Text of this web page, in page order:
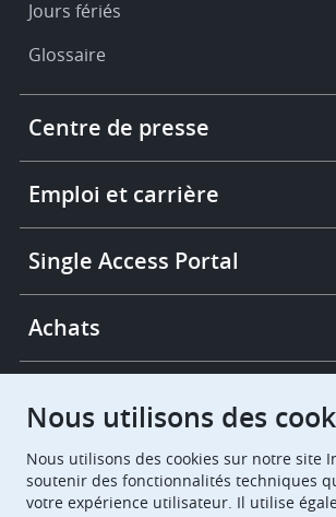
Jours fériés
Glossaire
More
links
Centre de presse
Emploi et carrière
Single Access Portal
Achats
European Patent Office EPO Jobs
Nous utilisons des
Nous utilisons des cookies sur notre site
soutenir des fonctionnalités techniques
votre expérience utilisateur. Il utilise